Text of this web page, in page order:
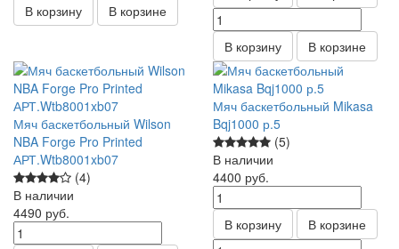
В корзину В корзине
В корзину В корзине
Мяч баскетбольный Wilson
NBA Forge Pro Printed
АРТ.Wtb8001xb07
(4)
В наличии
4490 руб.
Мяч баскетбольный Mikasa
Bqj1000 р.5
(5)
В наличии
4400 руб.
В корзину В корзине